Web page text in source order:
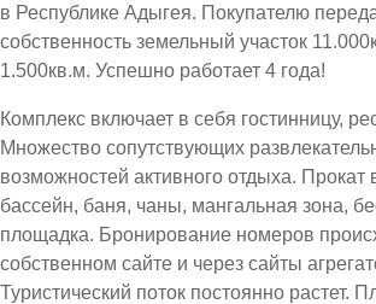
в Республике Адыгея. Покупателю
собственность земельный участок
1.500кв.м. Успешно работает 4 года!
Комплекс включает в себя гостинницу,
Множество сопутствующих
возможностей активного отдыха. Прокат
бассейн, баня, чаны, мангальная зона,
площадка. Бронирование номеров
собственном сайте и через сайты
Туристический поток постоянно растет.